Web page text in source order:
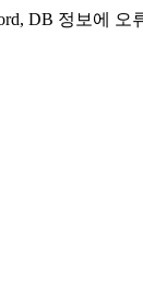
DB 정보에 오